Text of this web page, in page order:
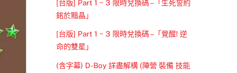
[台版] Part 1 ~ 3 限時兌換碼 –「生死誓約
銘於黯晶」
[台版] Part 1 ~ 3 限時兌換碼 –「覺醒! 逆
命的雙星」
(含字幕) D-Boy 詳盡解構 (陣營 裝備 技能